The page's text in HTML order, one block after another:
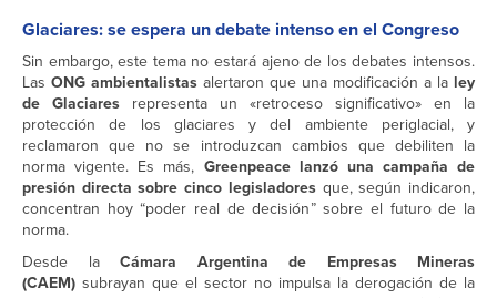
Glaciares: se espera un debate intenso en el Congreso
Sin embargo, este tema no estará ajeno de los debates intensos.
Las ONG ambientalistas alertaron que una modificación a la ley
de Glaciares representa un «retroceso significativo» en la
protección de los glaciares y del ambiente periglacial, y
reclamaron que no se introduzcan cambios que debiliten la
norma vigente. Es más, Greenpeace lanzó una campaña de
presión directa sobre cinco legisladoresque, según indicaron,
concentran hoy “poder real de decisión” sobre el futuro de la
norma.
Desde la Cámara Argentina de Empresas Mineras
(CAEM) subrayan que el sector no impulsa la derogación de la